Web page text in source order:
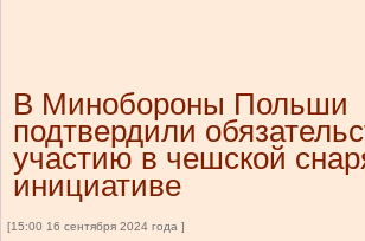
В Минобороны Польши
подтвердили
участию в чешской
инициативе
[15:00 16 сентября 2024 года ]